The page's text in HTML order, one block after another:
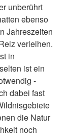
unberührt
ebenso
Jahreszeiten
verleihen.
in
ist ein
-
dabei fast
die Natur
noch